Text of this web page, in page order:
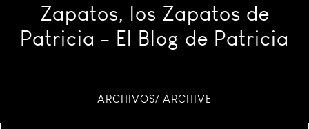
Zapatos, los Zapatos de
Patricia - El Blog de Patricia
ARCHIVOS/ ARCHIVE